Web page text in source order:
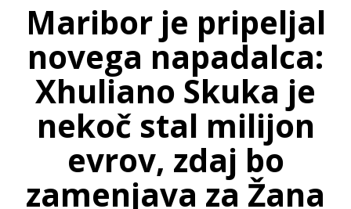
Maribor je pripeljal
novega napadalca:
Xhuliano Skuka je
nekoč stal milijon
evrov, zdaj bo
zamenjava za Žana